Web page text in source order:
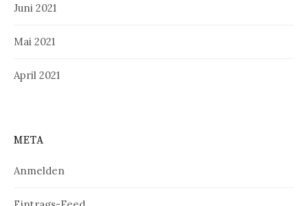
Juni 2021
Mai 2021
April 2021
META
Anmelden